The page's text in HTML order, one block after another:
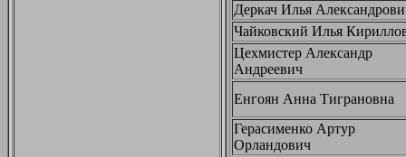
Деркач Илья
Чайковский Илья
Цехмистер Александр
Андреевич
Енгоян Анна Тиграновна
Герасименко Артур
Орландович